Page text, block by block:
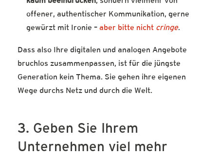
offener, authentischer Kommunikation, gerne
gewürzt mit Ironie – aber bitte nicht cringe.
Dass also Ihre digitalen und analogen Angebote
bruchlos zusammenpassen, ist für die jüngste
Generation kein Thema. Sie gehen ihre eigenen
Wege durchs Netz und durch die Welt.
3. Geben Sie Ihrem
Unternehmen viel mehr